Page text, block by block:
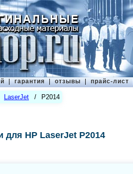
| гарантия | отзывы | прайс-лист
LaserJet / P2014
для HP LaserJet P2014